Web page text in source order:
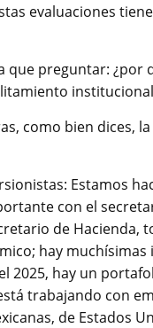
evaluaciones
que preguntar: ¿por
como bien dices,
Estamos
con el
de Hacienda,
hay muchísimas
2025, hay un
trabajando con
de Estados